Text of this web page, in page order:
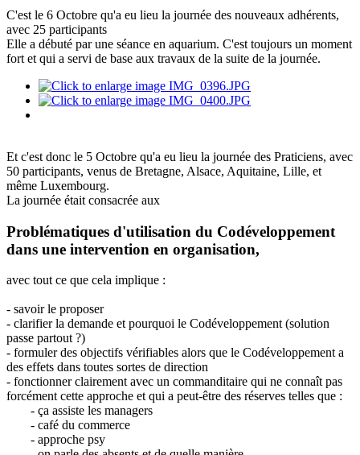
C'est le 6 Octobre qu'a eu lieu la journée des nouveaux adhérents,
avec 25 participants
Elle a débuté par une séance en aquarium. C'est toujours un moment
fort et qui a servi de base aux travaux de la suite de la journée.
Et c'est donc le 5 Octobre qu'a eu lieu la journée des Praticiens, avec
50 participants, venus de Bretagne, Alsace, Aquitaine, Lille, et
même Luxembourg.
La journée était consacrée aux
Problématiques d'utilisation du Codéveloppement
dans une intervention en organisation,
avec tout ce que cela implique :
- savoir le proposer
- clarifier la demande et pourquoi le Codéveloppement (solution
passe partout ?)
- formuler des objectifs vérifiables alors que le Codéveloppement a
des effets dans toutes sortes de direction
- fonctionner clairement avec un commanditaire qui ne connaît pas
forcément cette approche et qui a peut-être des réserves telles que :
- ça assiste les managers
- café du commerce
- approche psy